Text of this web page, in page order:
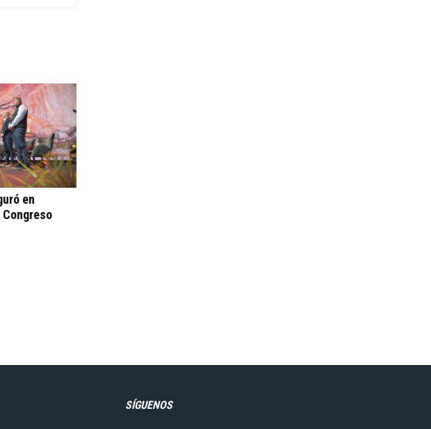
en
Congreso
SÍGUENOS